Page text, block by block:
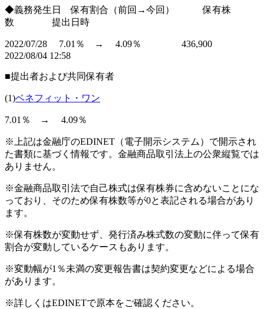
◆義務発生日 保有割合（前回→今回） 保有株
数 提出日時
2022/07/28 7.01％ → 4.09％ 436,900
2022/08/04 12:58
■提出者および共同保有者
(1)ベネフィット・ワン
7.01％ → 4.09％
※上記は金融庁のEDINET（電子開示システム）で開示され
た書類に基づく情報です。金融商品取引法上の公衆縦覧では
ありません。
※金融商品取引法で自己株式は保有株券に含めないことにな
っており、そのため保有株数等が0と表記される場合があり
ます。
※保有株数が変動せず、発行済み株式数の変動に伴って保有
割合が変動しているケースもあります。
※変動幅が1％未満の変更報告書は契約変更などによる場合
があります。
※詳しくはEDINETで原本をご確認ください。